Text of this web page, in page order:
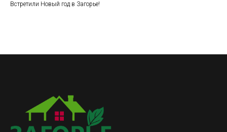
Встретили Новый год в Загорье!